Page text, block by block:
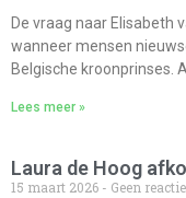
De vraag naar Elisabeth
wanneer mensen
Belgische kroonprinses.
Lees meer »
Laura de Hoog
15 maart 2026
Geen